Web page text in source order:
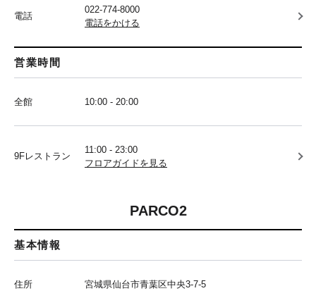
電話
022-774-8000
電話をかける
営業時間
全館 10:00 - 20:00
9Fレストラン
11:00 - 23:00
フロアガイドを見る
PARCO2
基本情報
住所 宮城県仙台市青葉区中央3-7-5